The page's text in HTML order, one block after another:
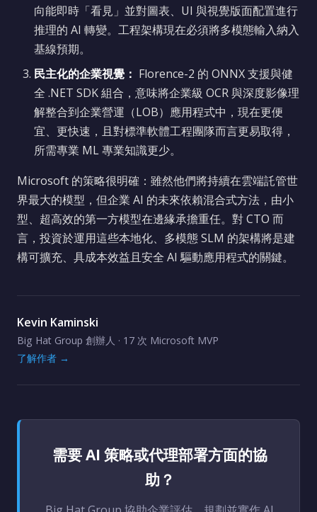
向能即時「看見」並對圖表、UI 與視覺版面配置進行
推理的 AI 轉變。工程架構現在必須將多模態輸入納入
基線預期。
民主化的企業視覺： Florence-2 的 ONNX 支援與健
全 .NET SDK 組合，意味將企業級 OCR 與深度影像理
解整合到企業營運（LOB）應用程式中，現在更便
宜、更快速，且對標準軟體工程團隊而言更易取得，
所需專業 ML 專業知識更少。
Microsoft 的策略很明確：雖然他們將持續在雲端託管世
界最大的模型，但企業 AI 的未來依賴混合式方法，由小
型、超高效的第一方模型在邊緣承擔重任。對 CTO 而
言，投資於運用這些本地化、多模態 SLM 的架構將是建
構可擴充、具成本效益且安全 AI 驅動應用程式的關鍵。
Kevin Kaminski
Big Hat Group 創辦人 · 17 次 Microsoft MVP
了解作者 →
需要 AI 策略或代理部署方面的協
助？